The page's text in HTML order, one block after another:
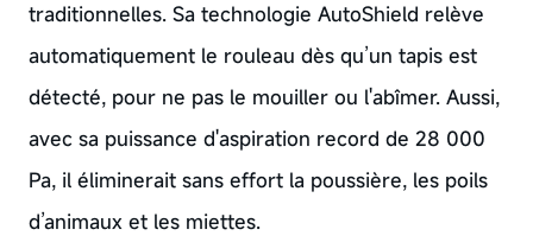
traditionnelles. Sa technologie AutoShield relève
automatiquement le rouleau dès qu’un tapis est
détecté, pour ne pas le mouiller ou l'abîmer. Aussi,
avec sa puissance d'aspiration record de 28 000
Pa, il éliminerait sans effort la poussière, les poils
d’animaux et les miettes.